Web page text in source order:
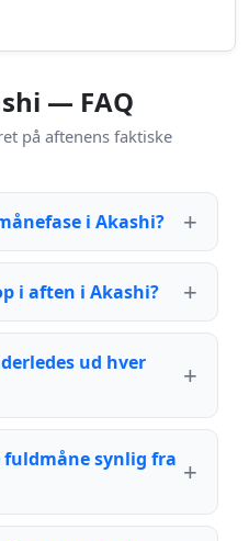
— FAQ
på aftenens faktiske
i Akashi?
i aften i Akashi?
ud hver
synlig fra